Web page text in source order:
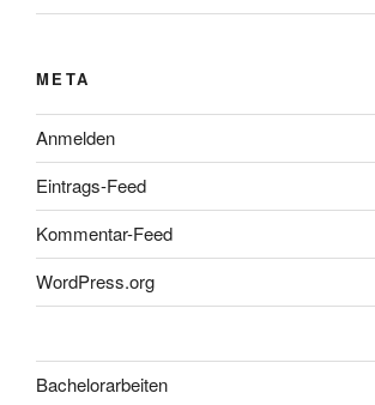
META
Anmelden
Eintrags-Feed
Kommentar-Feed
WordPress.org
Bachelorarbeiten